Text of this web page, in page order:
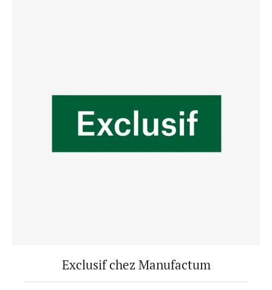
Exclusif chez Manufactum